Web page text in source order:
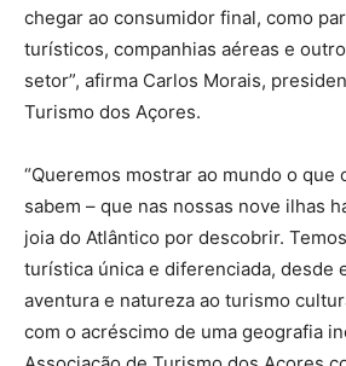
chegar ao consumidor final, como
turísticos, companhias aéreas e
setor”, afirma Carlos Morais,
Turismo dos Açores.
“Queremos mostrar ao mundo o que
sabem – que nas nossas nove ilhas
joia do Atlântico por descobrir.
turística única e diferenciada, desde
aventura e natureza ao turismo
com o acréscimo de uma geografia